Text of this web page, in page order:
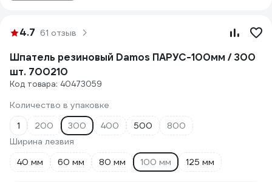
4.7 61 отзыв
Шпатель резиновый Damos ПАРУС-100мм / 300
шт. 700210
Код товара: 40473059
Количество в упаковке
1
200 300 400 500
800
Ширина лезвия
40 мм
60 мм 80 мм 100 мм 125 мм